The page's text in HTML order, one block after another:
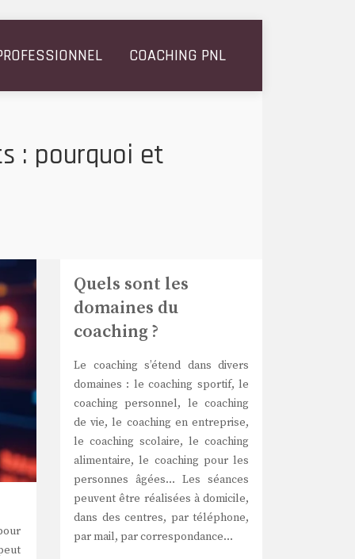
COACHING PNL
: pourquoi et
Quels sont les
domaines du
coaching ?
Le coaching s’étend dans divers
domaines : le coaching sportif, le
coaching personnel, le coaching
de vie, le coaching en entreprise,
le coaching scolaire, le coaching
alimentaire, le coaching pour les
personnes âgées… Les séances
peuvent être réalisées à domicile,
dans des centres, par téléphone,
par mail, par correspondance…